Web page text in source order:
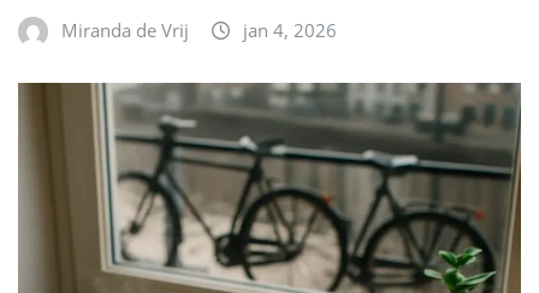
Miranda de Vrij jan 4, 2026